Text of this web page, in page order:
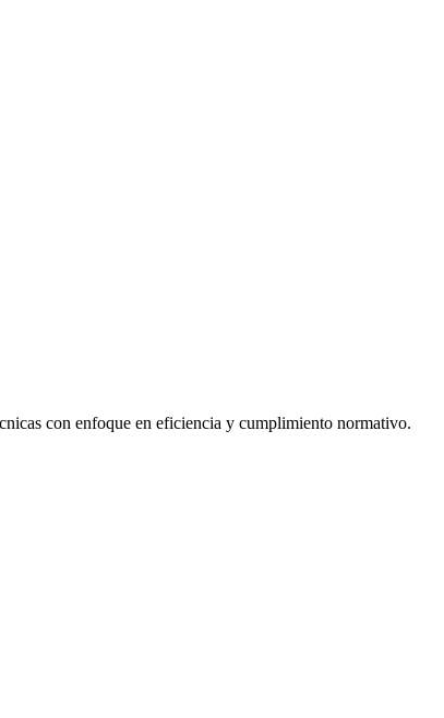
con enfoque en eficiencia y cumplimiento normativo.